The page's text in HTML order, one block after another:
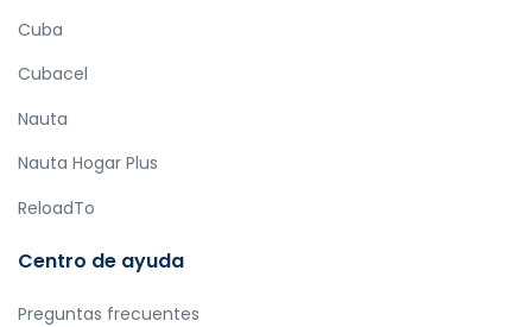
Cuba
Cubacel
Nauta
Nauta Hogar Plus
ReloadTo
Centro de ayuda
Preguntas frecuentes